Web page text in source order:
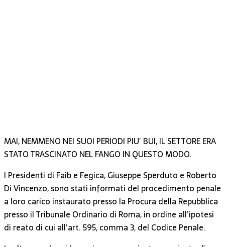
MAI, NEMMENO NEI SUOI PERIODI PIU’ BUI, IL SETTORE ERA
STATO TRASCINATO NEL FANGO IN QUESTO MODO.
I Presidenti di Faib e Fegica, Giuseppe Sperduto e Roberto
Di Vincenzo, sono stati informati del procedimento penale
a loro carico instaurato presso la Procura della Repubblica
presso il Tribunale Ordinario di Roma, in ordine all’ipotesi
di reato di cui all’art. 595, comma 3, del Codice Penale.